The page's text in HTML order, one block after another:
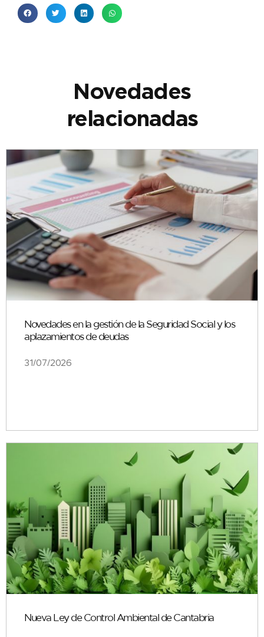
Novedades
relacionadas
Novedades en la gestión de la Seguridad Social y los
aplazamientos de deudas
31/07/2026
Nueva Ley de Control Ambiental de Cantabria